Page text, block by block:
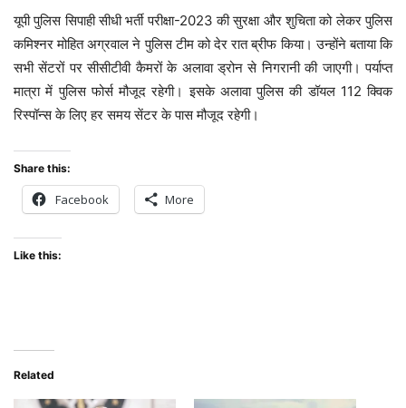
यूपी पुलिस सिपाही सीधी भर्ती परीक्षा-2023 की सुरक्षा और शुचिता को लेकर पुलिस
कमिश्नर मोहित अग्रवाल ने पुलिस टीम को देर रात ब्रीफ किया। उन्होंने बताया कि
सभी सेंटरों पर सीसीटीवी कैमरों के अलावा ड्रोन से निगरानी की जाएगी। पर्याप्त
मात्रा में पुलिस फोर्स मौजूद रहेगी। इसके अलावा पुलिस की डॉयल 112 क्विक
रिस्पॉन्स के लिए हर समय सेंटर के पास मौजूद रहेगी।
Share this:
Facebook More
Like this:
Related